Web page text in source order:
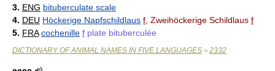
3. ENG bituberculate scale
4. DEU Höckerige Napfschildlaus f , Zweihöckerige Schildlaus f
5. FRA cochenille f plate bituberculée
DICTIONARY OF ANIMAL NAMES IN FIVE LANGUAGES > 2332